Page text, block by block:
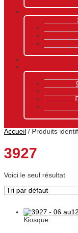
Accueil / Produits
3927
Voici le seul résultat
Kiosque